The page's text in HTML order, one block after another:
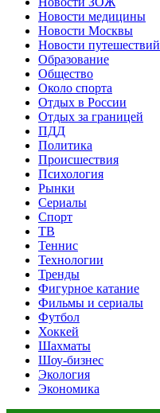
Новости медицины
Новости Москвы
Новости путешествий
Образование
Общество
Около спорта
Отдых в России
Отдых за границей
ПДД
Политика
Происшествия
Психология
Рынки
Сериалы
Спорт
ТВ
Теннис
Технологии
Тренды
Фигурное катание
Фильмы и сериалы
Футбол
Хоккей
Шахматы
Шоу-бизнес
Экология
Экономика